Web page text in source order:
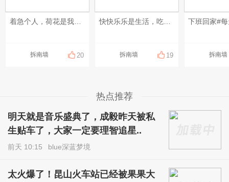
着急个人，荷花是我吹开的。#每天一条昆友圈# #昆山有哪些美景？# #我的碎碎念# #6月的昆山#
拆南墙 20
快快乐乐是生活，吃吃喝喝是常态，苦了谁，都不能苦了我的樱桃小嘴，嘴巴这辈子跟着我，也算是享福咯。#每天一条昆友圈# #我的碎碎念# #6月的昆山# #三餐四季 温柔有趣#
拆南墙 19 拆南墙
热点推荐
明天就是音乐盛典了，成毅昨天被私
生贴车了，大家一定要理智追星..
前天 10:15 blue深蓝梦境
太火爆了！昆山火车站已经被果果大